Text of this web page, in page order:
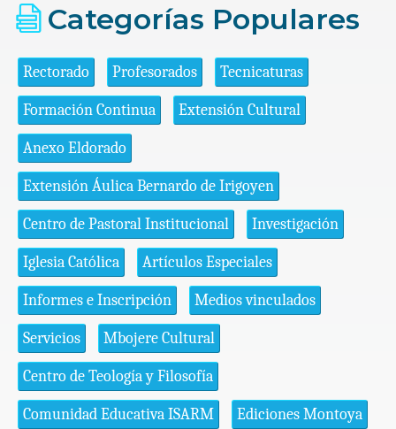
Categorías Populares
Rectorado Profesorados Tecnicaturas
Formación Continua Extensión Cultural
Anexo Eldorado
Extensión Áulica Bernardo de Irigoyen
Centro de Pastoral Institucional Investigación
Iglesia Católica Artículos Especiales
Informes e Inscripción Medios vinculados
Servicios Mbojere Cultural
Centro de Teología y Filosofía
Comunidad Educativa ISARM Ediciones Montoya